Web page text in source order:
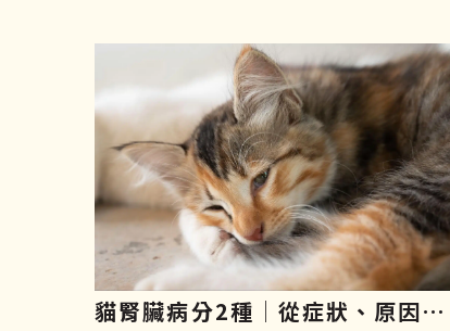
更加了解這項先進的治療方式，幫助毛小
孩減緩疼痛，保持良好的活動力及生活品
質。
貓腎臟病分2種│從症狀、原因、